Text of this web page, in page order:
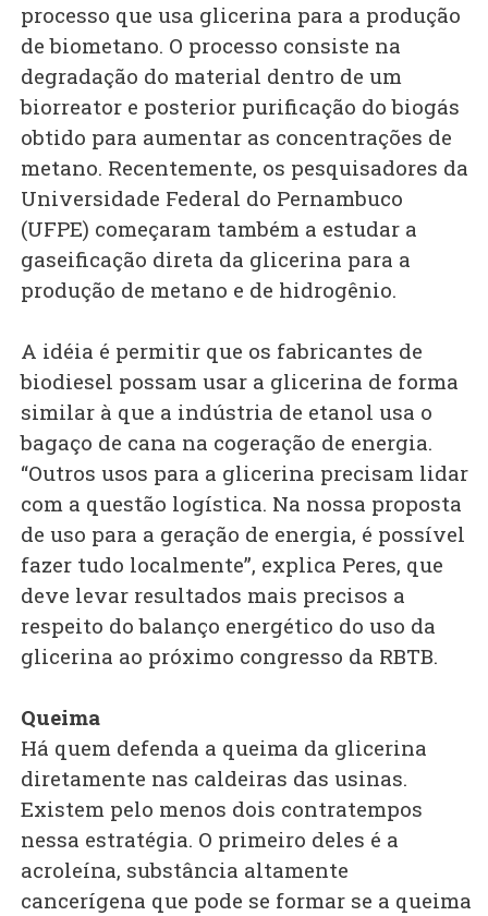
processo que usa glicerina para a produção
de biometano. O processo consiste na
degradação do material dentro de um
biorreator e posterior purificação do biogás
obtido para aumentar as concentrações de
metano. Recentemente, os pesquisadores da
Universidade Federal do Pernambuco
(UFPE) começaram também a estudar a
gaseificação direta da glicerina para a
produção de metano e de hidrogênio.
A idéia é permitir que os fabricantes de
biodiesel possam usar a glicerina de forma
similar à que a indústria de etanol usa o
bagaço de cana na cogeração de energia.
“Outros usos para a glicerina precisam lidar
com a questão logística. Na nossa proposta
de uso para a geração de energia, é possível
fazer tudo localmente”, explica Peres, que
deve levar resultados mais precisos a
respeito do balanço energético do uso da
glicerina ao próximo congresso da RBTB.
Queima
Há quem defenda a queima da glicerina
diretamente nas caldeiras das usinas.
Existem pelo menos dois contratempos
nessa estratégia. O primeiro deles é a
acroleína, substância altamente
cancerígena que pode se formar se a queima